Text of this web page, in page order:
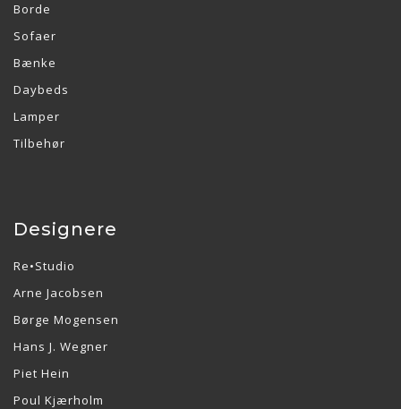
Borde
Sofaer
Bænke
Daybeds
Lamper
Tilbehør
Designere
Re•Studio
Arne Jacobsen
Børge Mogensen
Hans J. Wegner
Piet Hein
Poul Kjærholm